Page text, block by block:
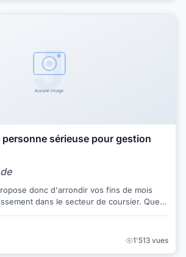
personne sérieuse pour gestion
dans le secteur de coursier. Que
1'513 vues